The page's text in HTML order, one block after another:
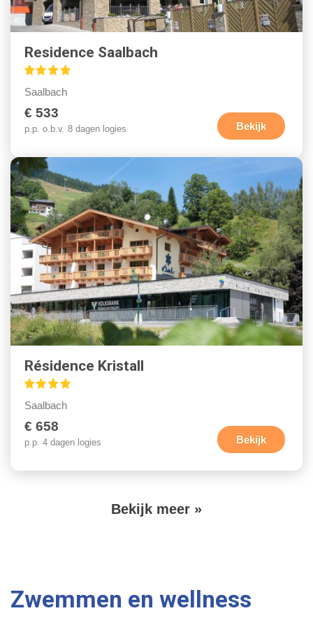
Residence Saalbach
Saalbach
€ 533
p.p. o.b.v. 8 dagen logies Bekijk
Résidence Kristall
Saalbach
€ 658
p.p. 4 dagen logies Bekijk
e
r
V
e
Bekijk meer »
Zwemmen en wellness